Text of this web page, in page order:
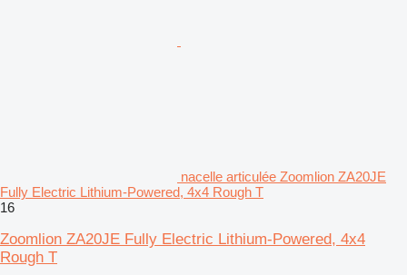
nacelle articulée Zoomlion ZA20JE
Fully Electric Lithium-Powered, 4x4 Rough T
16
Zoomlion ZA20JE Fully Electric Lithium-Powered, 4x4
Rough T